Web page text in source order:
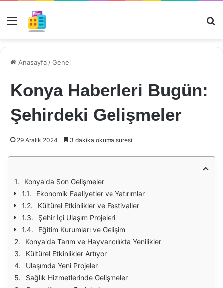
Menü
Anasayfa /Genel
Konya Haberleri Bugün:
Şehirdeki Gelişmeler
29 Aralık 2024 3 dakika okuma süresi
Konya'da Son Gelişmeler
Ekonomik Faaliyetler ve Yatırımlar
Kültürel Etkinlikler ve Festivaller
Şehir İçi Ulaşım Projeleri
Eğitim Kurumları ve Gelişim
Konya'da Tarım ve Hayvancılıkta Yenilikler
Kültürel Etkinlikler Artıyor
Ulaşımda Yeni Projeler
Sağlık Hizmetlerinde Gelişmeler